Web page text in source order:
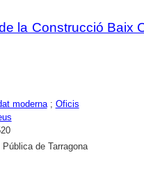
la Construcció Baix
moderna; Oficis
Pública de Tarragona